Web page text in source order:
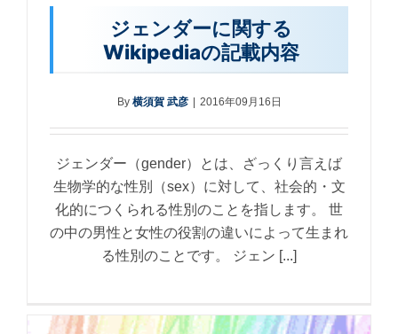
ジェンダーに関する
Wikipediaの記載内容
By 横須賀 武彦 | 2016年09月16日
ジェンダー（gender）とは、ざっくり言えば
生物学的な性別（sex）に対して、社会的・文
化的につくられる性別のことを指します。 世
の中の男性と女性の役割の違いによって生まれ
る性別のことです。 ジェン [...]